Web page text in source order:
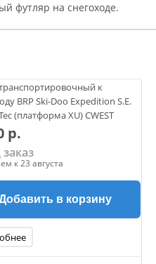
футляр на снегоходе.
к
BRP Ski-Doo Expedition S.E.
(платформа XU) CWEST
р.
к 23 августа
в корзину